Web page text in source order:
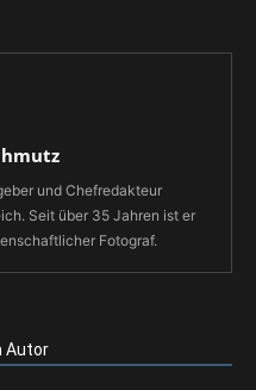
und Chefredakteur
Seit über 35 Jahren ist er
Fotograf.
Autor